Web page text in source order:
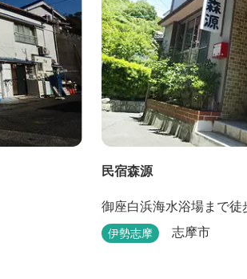
民宿森源
御座白浜海水浴場まで徒
伊勢志摩 志摩市